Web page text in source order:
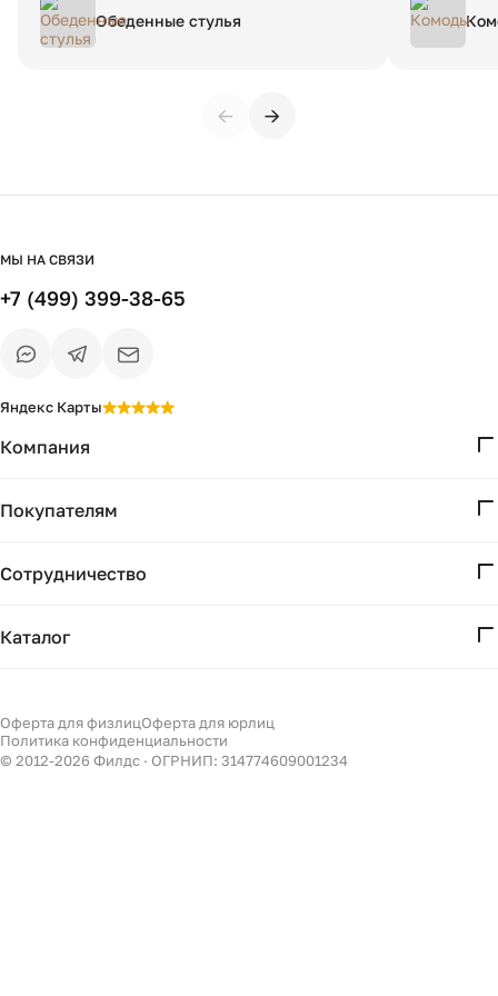
Обеденные стулья
компанию.
← →
Компания
Проекты
Покупателям
Доставка и оплата
Сотрудничество
Бизнесу
Филдс в Дзене ↗
Каталог
Светильники
Декор
МЫ НА СВЯЗИ
+7 (499) 399-38-65
Яндекс Карты
© 2012-2026 Филдс · ОГРНИП: 314774609001234
Оферта для физлицОферта для юрлиц
Политика конфиденциальности